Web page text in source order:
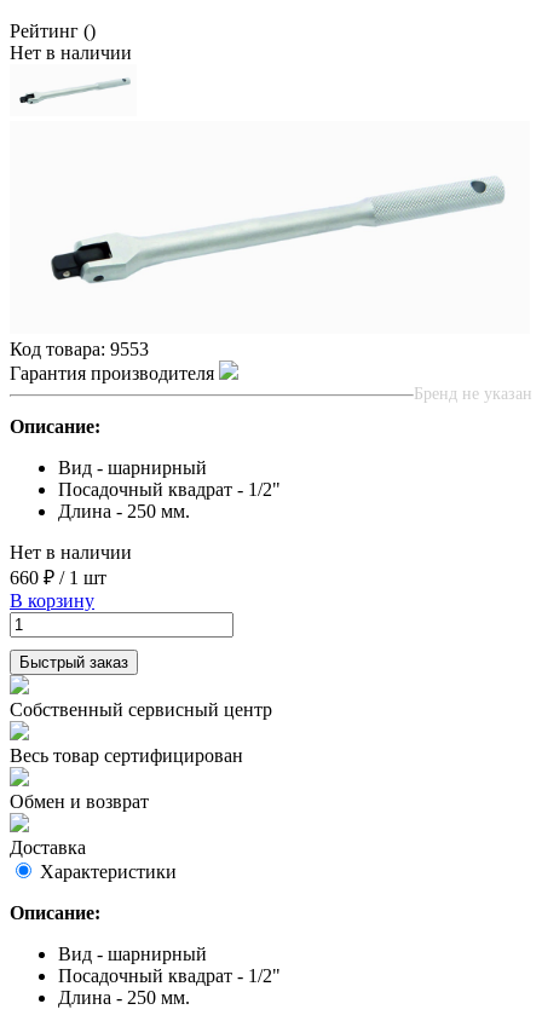
Рейтинг ()
Нет в наличии
Код товара: 9553
Гарантия производителя
Бренд не указан
Описание:
Вид - шарнирный
Посадочный квадрат - 1/2"
Длина - 250 мм.
Нет в наличии
660 ₽ / 1 шт
В корзину
Быстрый заказ
Собственный сервисный центр
Весь товар сертифицирован
Обмен и возврат
Доставка
Характеристики
Описание:
Вид - шарнирный
Посадочный квадрат - 1/2"
Длина - 250 мм.